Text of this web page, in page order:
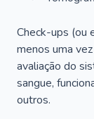
Check-ups (ou
menos uma
avaliação do
sangue,
outros.